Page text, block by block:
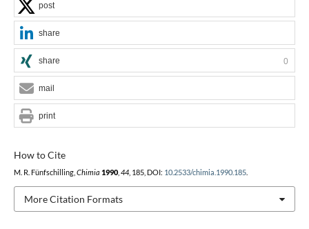
How to Cite
M. R. Fünfschilling, Chimia 1990, 44, 185, DOI: 10.2533/chimia.1990.185.
More Citation Formats
post
share
share 0
mail
print